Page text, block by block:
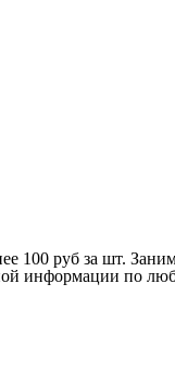
руб за шт.
информации по